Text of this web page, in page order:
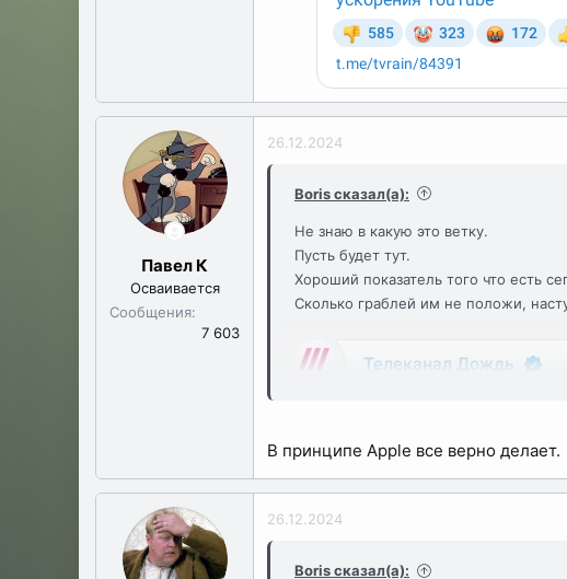
Павел К
Осваивается
Сообщения
7 603
26.12.2024
Boris сказал(а):
Не знаю в какую это ветку.
Пусть будет тут.
Хороший показатель того что есть
Сколько граблей им не положи,
В принципе Apple все верно делает.
26.12.2024
Boris сказал(а):